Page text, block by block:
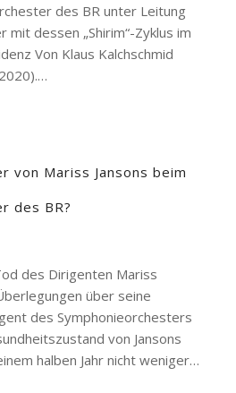
des BR unter Leitung
mit dessen „Shirim“-Zyklus im
Von Klaus Kalchschmid
von Mariss Jansons beim
des BR?
des Dirigenten Mariss
über seine
des Symphonieorchesters
von Jansons
halben Jahr nicht weniger…